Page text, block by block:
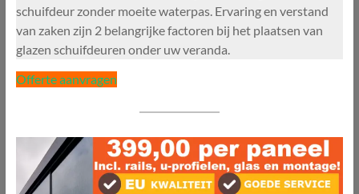
schuifdeur zonder moeite waterpas. Ervaring en verstand
van zaken zijn 2 belangrijke factoren bij het plaatsen van
glazen schuifdeuren onder uw veranda.
Offerte aanvragen